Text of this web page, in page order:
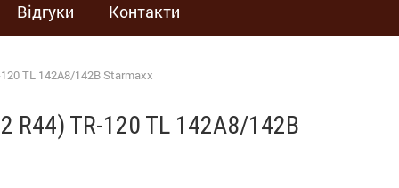
Відгуки Контакти
TL 142A8/142B Starmaxx
R44) TR-120 TL 142A8/142B